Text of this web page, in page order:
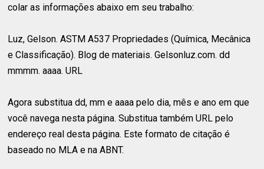
colar as informações abaixo em seu trabalho:
Luz, Gelson. ASTM A537 Propriedades (Química, Mecânica
e Classificação). Blog de materiais. Gelsonluz.com. dd
mmmm. aaaa. URL
Agora substitua dd, mm e aaaa pelo dia, mês e ano em que
você navega nesta página. Substitua também URL pelo
endereço real desta página. Este formato de citação é
baseado no MLA e na ABNT.